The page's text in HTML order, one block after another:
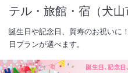
テル・旅館・宿（犬山
誕生日や記念日、賀寿のお祝いに
日プランが選べます。